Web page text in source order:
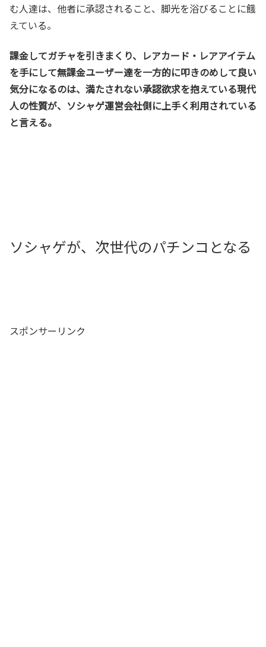
む人達は、他者に承認されること、脚光を浴びることに餓
えている。
課金してガチャを引きまくり、レアカード・レアアイテム
を手にして無課金ユーザー達を一方的に叩きのめして良い
気分になるのは、満たされない承認欲求を抱えている現代
人の性質が、ソシャゲ運営会社側に上手く利用されている
と言える。
ソシャゲが、次世代のパチンコとなる
スポンサーリンク